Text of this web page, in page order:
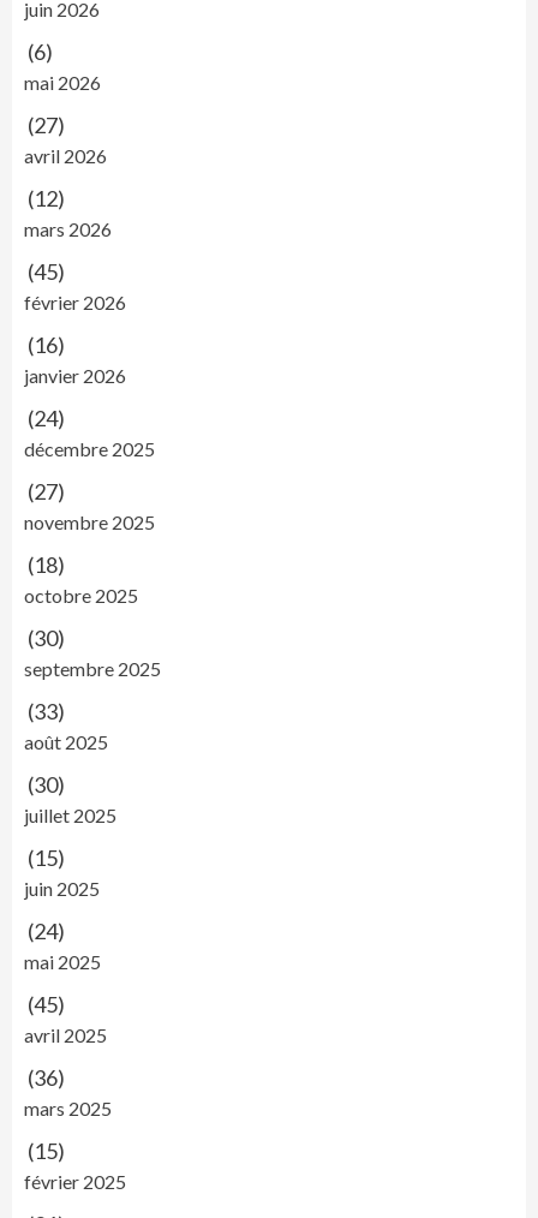
juin 2026
(6)
mai 2026
(27)
avril 2026
(12)
mars 2026
(45)
février 2026
(16)
janvier 2026
(24)
décembre 2025
(27)
novembre 2025
(18)
octobre 2025
(30)
septembre 2025
(33)
août 2025
(30)
juillet 2025
(15)
juin 2025
(24)
mai 2025
(45)
avril 2025
(36)
mars 2025
(15)
février 2025